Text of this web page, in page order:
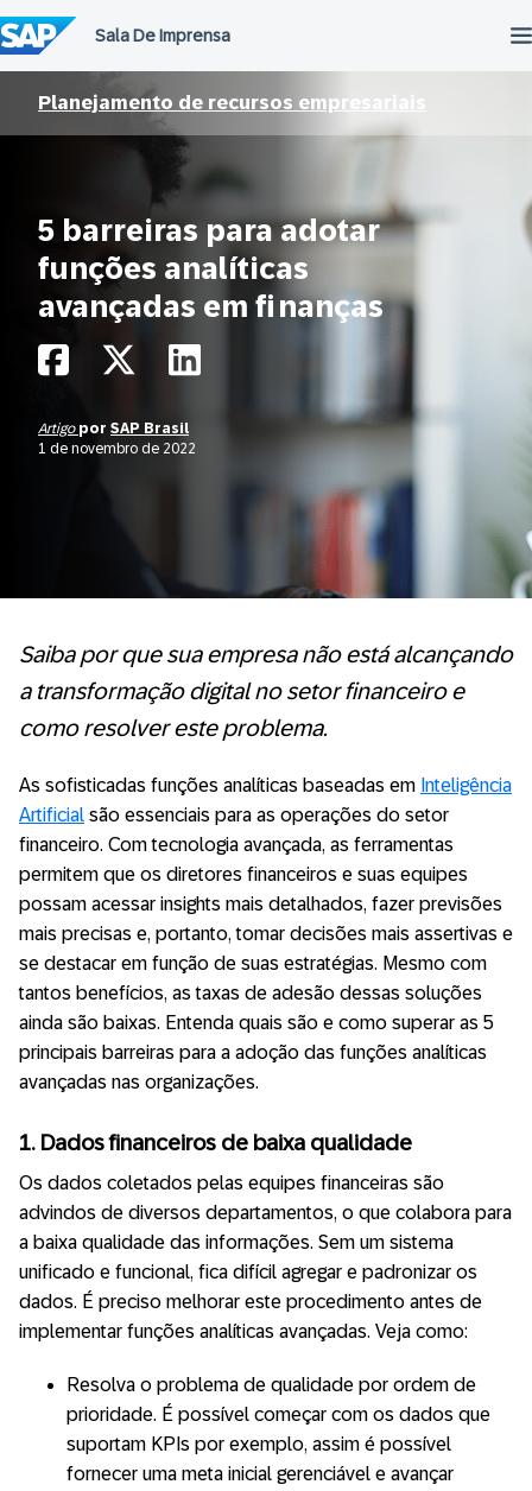
para
o
conteúdo
Planejamento de recursos empresariais
5 barreiras para adotar
funções analíticas
avançadas em finanças
Artigo por SAP Brasil
1 de novembro de 2022
Saiba por que sua empresa não está alcançando
a transformação digital no setor financeiro e
como resolver este problema.
As sofisticadas funções analíticas baseadas em Inteligência
Artificial são essenciais para as operações do setor
financeiro. Com tecnologia avançada, as ferramentas
permitem que os diretores financeiros e suas equipes
possam acessar insights mais detalhados, fazer previsões
mais precisas e, portanto, tomar decisões mais assertivas e
se destacar em função de suas estratégias. Mesmo com
tantos benefícios, as taxas de adesão dessas soluções
ainda são baixas. Entenda quais são e como superar as 5
principais barreiras para a adoção das funções analíticas
avançadas nas organizações.
1. Dados financeiros de baixa qualidade
Os dados coletados pelas equipes financeiras são
advindos de diversos departamentos, o que colabora para
a baixa qualidade das informações. Sem um sistema
unificado e funcional, fica difícil agregar e padronizar os
dados. É preciso melhorar este procedimento antes de
implementar funções analíticas avançadas. Veja como:
Resolva o problema de qualidade por ordem de
prioridade. É possível começar com os dados que
suportam KPIs por exemplo, assim é possível
fornecer uma meta inicial gerenciável e avançar